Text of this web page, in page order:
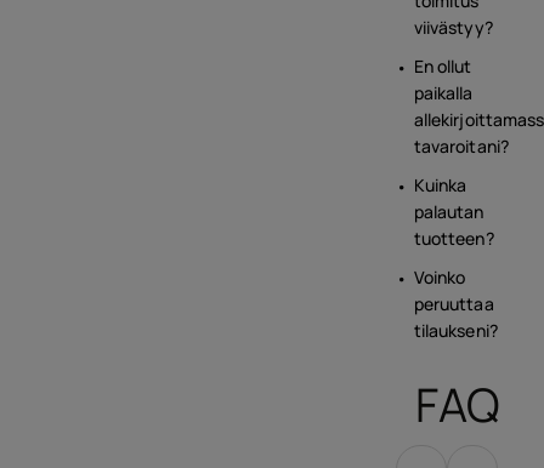
viivästyy?
En ollut
paikalla
tavaroitani?
Kuinka
palautan
tuotteen?
Voinko
peruuttaa
tilaukseni?
FAQ